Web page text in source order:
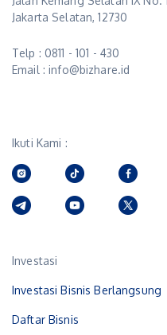
Jakarta Selatan, 12730
Telp : 0811 - 101 - 430
Email : info@bizhare.id
Ikuti Kami :
Investasi
Investasi Bisnis Berlangsung
Daftar Bisnis